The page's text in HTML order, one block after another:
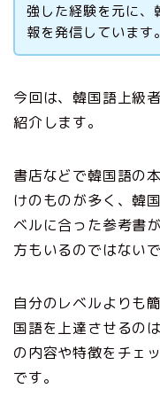
強した経験を元に、
報を発信しています。
今回は、韓国語上級
紹介します。
書店などで韓国語の
けのものが多く、韓
ベルに合った参考書
方もいるのではない
自分のレベルよりも
国語を上達させるの
の内容や特徴をチェ
です。